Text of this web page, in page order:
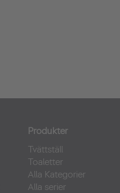
Produkter
Tvättställ
Toaletter
Alla Kategorier
Alla serier